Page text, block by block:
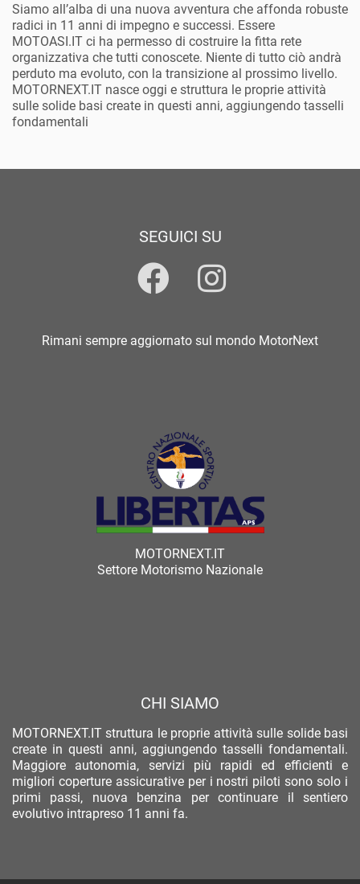
Siamo all’alba di una nuova avventura che affonda robuste
radici in 11 anni di impegno e successi. Essere
MOTOASI.IT ci ha permesso di costruire la fitta rete
organizzativa che tutti conoscete. Niente di tutto ciò andrà
perduto ma evoluto, con la transizione al prossimo livello.
MOTORNEXT.IT nasce oggi e struttura le proprie attività
sulle solide basi create in questi anni, aggiungendo tasselli
fondamentali
SEGUICI SU
Rimani sempre aggiornato sul mondo MotorNext
MOTORNEXT.IT
Settore Motorismo Nazionale
CHI SIAMO
MOTORNEXT.IT struttura le proprie attività sulle solide basi
create in questi anni, aggiungendo tasselli fondamentali.
Maggiore autonomia, servizi più rapidi ed efficienti e
migliori coperture assicurative per i nostri piloti sono solo i
primi passi, nuova benzina per continuare il sentiero
evolutivo intrapreso 11 anni fa.